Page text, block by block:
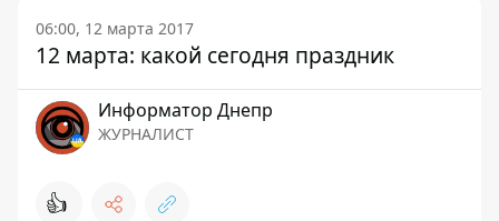
06:00, 12 марта 2017
12 марта: какой сегодня праздник
Информатор Днепр
ЖУРНАЛИСТ
👍